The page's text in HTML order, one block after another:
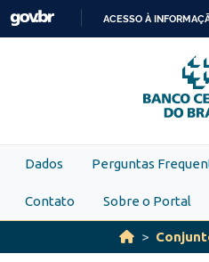
Skip to main content
O
ACESSO À
Dados Perguntas
Contato Sobre o Portal